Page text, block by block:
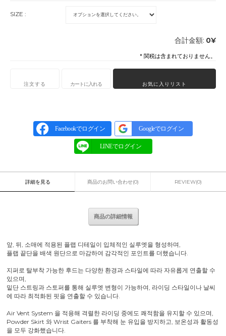
SIZE :
合計金額: 0¥
* 関税は含まれておりません。
注文する カートに入れる お気に入りリスト
Facebookでログイン Googleでログイン
詳細を見る 商品のお問い合わせ(0) REVIEW(0)
商品の詳細情報
앞, 뒤, 소매에 적용된 플랩 디테일이 입체적인 실루엣을 형성하며,
플랩 끝단을 배색 원단으로 마감하여 감각적인 포인트를 더했습니다.
지퍼로 탈부착 가능한 후드는 다양한 환경과 스타일에 따라 자유롭게 연출할 수
있으며,
밑단 스트링과 스토퍼를 통해 실루엣 변형이 가능하여, 라이딩 스타일이나 날씨
에 따라 최적화된 핏을 연출할 수 있습니다.
Air Vent System 을 적용해 격렬한 라이딩 중에도 쾌적함을 유지할 수 있으며,
Powder Skirt 와 Wrist Gaiters 를 부착해 눈 유입을 방지하고, 보온성과 활동성
을 모두 강화했습니다.